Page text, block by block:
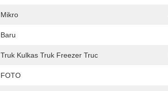
Mikro
Baru
Truk Kulkas Truk Freezer Truc
FOTO